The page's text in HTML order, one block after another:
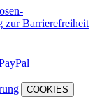
zur Barrierefreiheit
| COOKIES